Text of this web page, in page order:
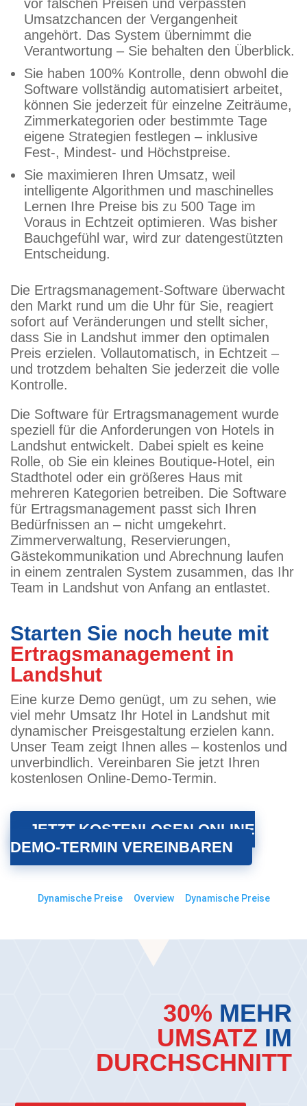
vor falschen Preisen und verpassten
Umsatzchancen der Vergangenheit
angehört. Das System übernimmt die
Verantwortung – Sie behalten den Überblick.
Sie haben 100% Kontrolle, denn obwohl die
Software vollständig automatisiert arbeitet,
können Sie jederzeit für einzelne Zeiträume,
Zimmerkategorien oder bestimmte Tage
eigene Strategien festlegen – inklusive
Fest-, Mindest- und Höchstpreise.
Sie maximieren Ihren Umsatz, weil
intelligente Algorithmen und maschinelles
Lernen Ihre Preise bis zu 500 Tage im
Voraus in Echtzeit optimieren. Was bisher
Bauchgefühl war, wird zur datengestützten
Entscheidung.
Die Ertragsmanagement-Software überwacht
den Markt rund um die Uhr für Sie, reagiert
sofort auf Veränderungen und stellt sicher,
dass Sie in Landshut immer den optimalen
Preis erzielen. Vollautomatisch, in Echtzeit –
und trotzdem behalten Sie jederzeit die volle
Kontrolle.
Die Software für Ertragsmanagement wurde
speziell für die Anforderungen von Hotels in
Landshut entwickelt. Dabei spielt es keine
Rolle, ob Sie ein kleines Boutique-Hotel, ein
Stadthotel oder ein größeres Haus mit
mehreren Kategorien betreiben. Die Software
für Ertragsmanagement passt sich Ihren
Bedürfnissen an – nicht umgekehrt.
Zimmerverwaltung, Reservierungen,
Gästekommunikation und Abrechnung laufen
in einem zentralen System zusammen, das Ihr
Team in Landshut von Anfang an entlastet.
Starten Sie noch heute mit
Ertragsmanagement in
Landshut
Eine kurze Demo genügt, um zu sehen, wie
viel mehr Umsatz Ihr Hotel in Landshut mit
dynamischer Preisgestaltung erzielen kann.
Unser Team zeigt Ihnen alles – kostenlos und
unverbindlich. Vereinbaren Sie jetzt Ihren
kostenlosen Online-Demo-Termin.
JETZT KOSTENLOSEN ONLINE
DEMO-TERMIN VEREINBAREN
Dynamische Preise Overview Dynamische Preise
30% MEHR
UMSATZ IM
DURCHSCHNITT